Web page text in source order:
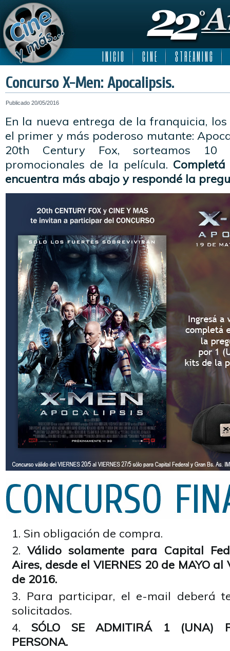
I N I C I O C I N E S T R E A M I N G
Concurso X-Men: Apocalipsis.
Publicado 20/05/2016
En la nueva entrega de la franquicia,
el primer y más poderoso mutante:
20th Century Fox, sorteamos 10
promocionales de la película.
encuentra más abajo y respondé la
Sin obligación de compra.
Válido solamente para Capital
Aires, desde el VIERNES 20 de MAYO al
de 2016.
Para participar, el e-mail deberá
solicitados.
SÓLO SE ADMITIRÁ 1 (UNA)
PERSONA.